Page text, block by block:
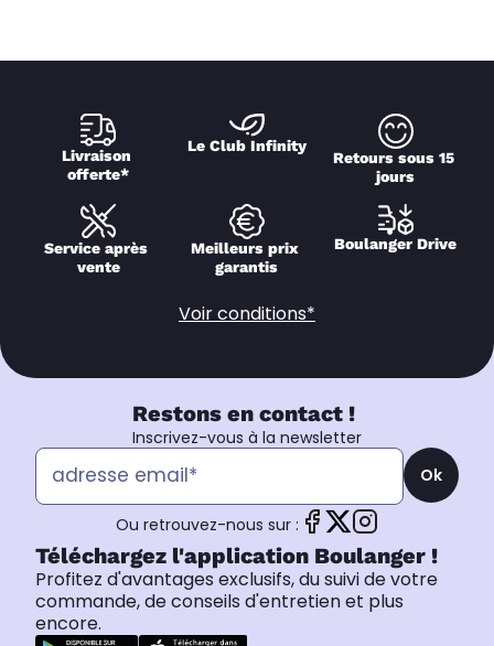
Livraison
offerte*
Le Club Infinity
Retours sous 15
jours
Service après
vente
Meilleurs prix
garantis
Boulanger Drive
Voir conditions*
Restons en contact !
Inscrivez-vous à la newsletter
Ok
Ou retrouvez-nous sur :
Téléchargez l'application Boulanger !
Profitez d'avantages exclusifs, du suivi de votre
commande, de conseils d'entretien et plus
encore.